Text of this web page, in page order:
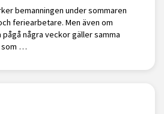
bemanningen under sommaren
feriearbetare. Men även om
några veckor gäller samma
som …